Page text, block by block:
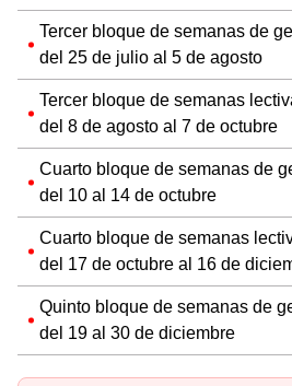
Tercer bloque de semanas de
del 25 de julio al 5 de agosto
Tercer bloque de semanas
del 8 de agosto al 7 de octubre
Cuarto bloque de semanas de
del 10 al 14 de octubre
Cuarto bloque de semanas
del 17 de octubre al 16 de
Quinto bloque de semanas de
del 19 al 30 de diciembre